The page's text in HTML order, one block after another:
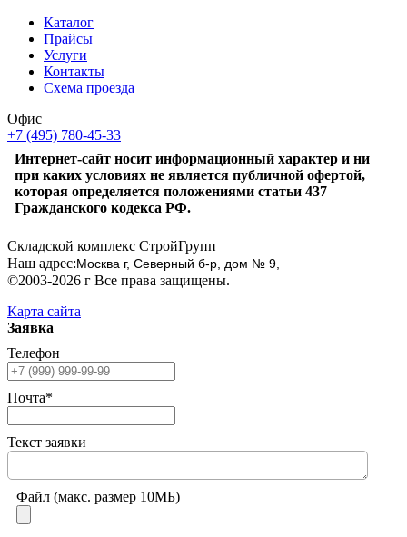
Каталог
Прайсы
Услуги
Контакты
Схема проезда
Офис
+7 (495) 780-45-33
Интернет-сайт носит информационный характер и ни
при каких условиях не является публичной офертой,
которая определяется положениями статьи 437
Гражданского кодекса РФ.
Складской комплекс СтройГрупп
Наш адрес:Москва г, Северный б-р, дом № 9,
©2003-2026 г Все права защищены.
Карта сайта
Заявка
Телефон
Почта*
Текст заявки
Файл (макс. размер 10МБ)